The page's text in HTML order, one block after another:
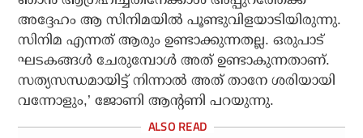
അദ്ദേഹം ആ സിനിമയില്‍ പൂണ്ടുവിളയാടിയിരുന്നു.
സിനിമ എന്നത് ആരും ഉണ്ടാക്കുന്നതല്ല. ഒരുപാട്
ഘടകങ്ങള്‍ ചേരുമ്പോള്‍ അത് ഉണ്ടാകുന്നതാണ്.
സത്യസന്ധമായിട്ട് നിന്നാല്‍ അത് താനേ ശരിയായി
വന്നോളും,’ ജോണി ആന്റണി പറയുന്നു.